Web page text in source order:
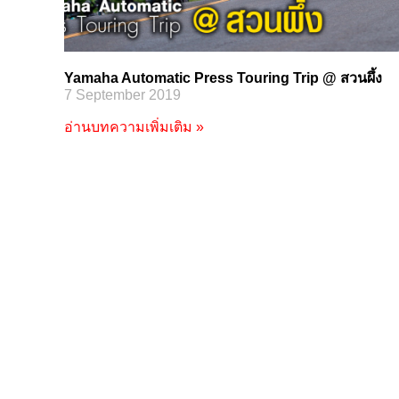
Yamaha Automatic Press Touring Trip @ สวนผึ้ง
7 September 2019
อ่านบทความเพิ่มเติม »